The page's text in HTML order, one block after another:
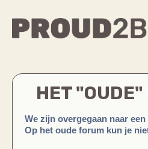
HET "OUDE"
We zijn overgegaan naar
Op het oude forum kun je